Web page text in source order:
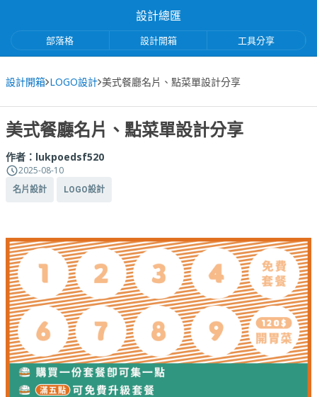
設計總匯
部落格 設計開箱 工具分享
設計開箱 LOGO設計 美式餐廳名片、點菜單設計分享
美式餐廳名片、點菜單設計分享
作者： lukpoedsf520
2025-08-10
名片設計 LOGO設計